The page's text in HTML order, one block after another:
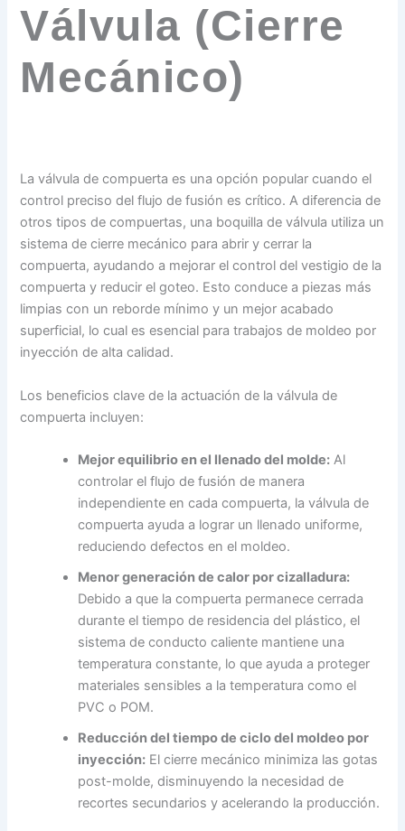
Válvula (Cierre
Mecánico)
La válvula de compuerta es una opción popular cuando el
control preciso del flujo de fusión es crítico. A diferencia de
otros tipos de compuertas, una boquilla de válvula utiliza un
sistema de cierre mecánico para abrir y cerrar la
compuerta, ayudando a mejorar el control del vestigio de la
compuerta y reducir el goteo. Esto conduce a piezas más
limpias con un reborde mínimo y un mejor acabado
superficial, lo cual es esencial para trabajos de moldeo por
inyección de alta calidad.
Los beneficios clave de la actuación de la válvula de
compuerta incluyen:
Mejor equilibrio en el llenado del molde: Al
controlar el flujo de fusión de manera
independiente en cada compuerta, la válvula de
compuerta ayuda a lograr un llenado uniforme,
reduciendo defectos en el moldeo.
Menor generación de calor por cizalladura:
Debido a que la compuerta permanece cerrada
durante el tiempo de residencia del plástico, el
sistema de conducto caliente mantiene una
temperatura constante, lo que ayuda a proteger
materiales sensibles a la temperatura como el
PVC o POM.
Reducción del tiempo de ciclo del moldeo por
inyección: El cierre mecánico minimiza las gotas
post-molde, disminuyendo la necesidad de
recortes secundarios y acelerando la producción.